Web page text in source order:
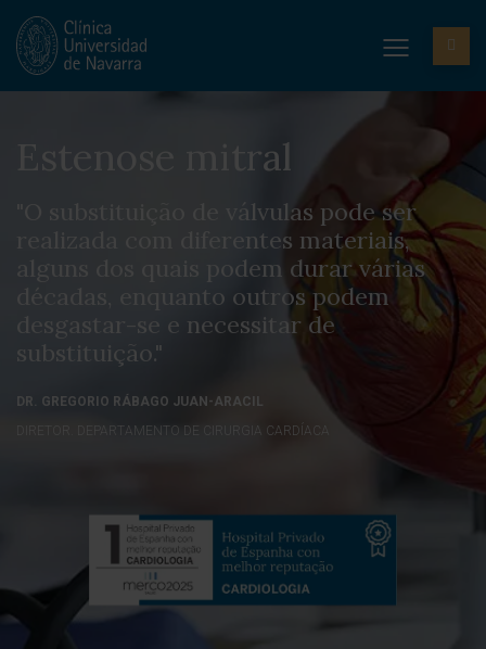
Estenose mitral
"O substituição de válvulas pode ser
realizada com diferentes materiais,
alguns dos quais podem durar várias
décadas, enquanto outros podem
desgastar-se e necessitar de
substituição."
DR. GREGORIO RÁBAGO JUAN-ARACIL
DIRETOR. DEPARTAMENTO DE CIRURGIA CARDÍACA